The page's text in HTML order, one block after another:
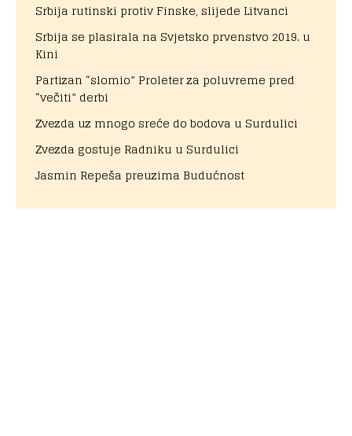
Srbija rutinski protiv Finske, slijede Litvanci
Srbija se plasirala na Svjetsko prvenstvo 2019. u
Kini
Partizan “slomio” Proleter za poluvreme pred
“večiti” derbi
Zvezda uz mnogo sreće do bodova u Surdulici
Zvezda gostuje Radniku u Surdulici
Jasmin Repeša preuzima Budućnost